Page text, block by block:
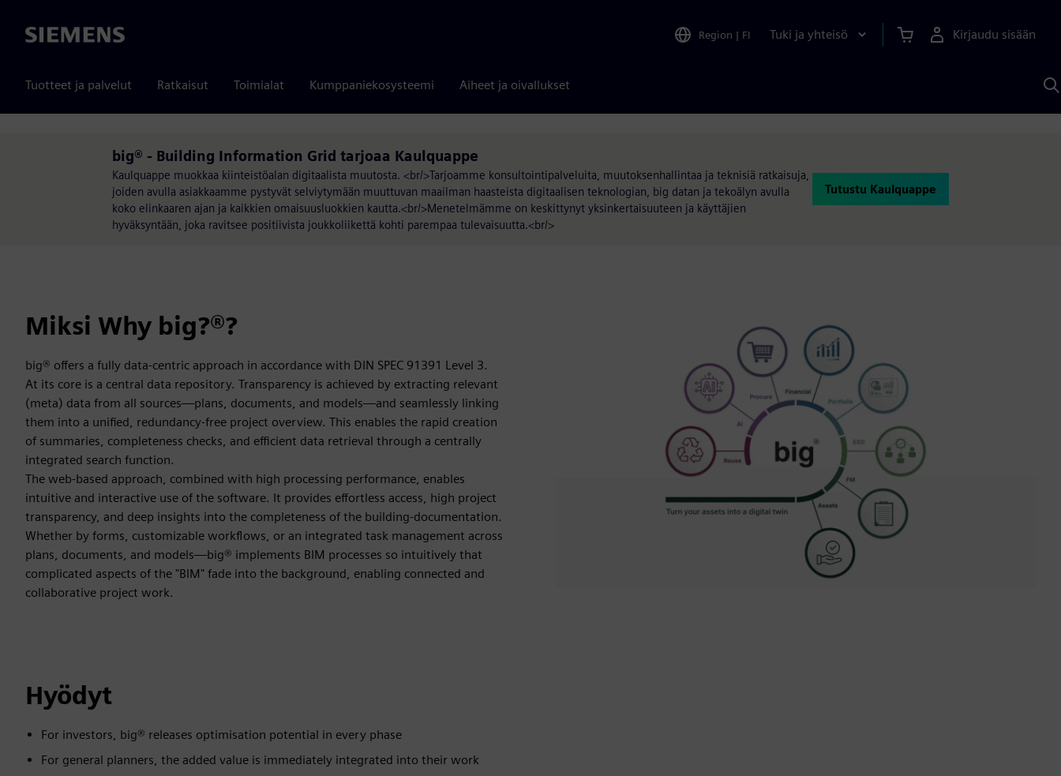
Siemens Region | FI Tuki ja yhteisö Kirjaudu sisään
Tuotteet ja palvelut Ratkaisut Toimialat Kumppaniekosysteemi Aiheet ja oivallukset
big® - Building Information Grid tarjoaa Kaulquappe
Kaulquappe muokkaa kiinteistöalan digitaalista muutosta. <br/>Tarjoamme konsultointipalveluita, muutoksenhallintaa ja teknisiä ratkaisuja,
joiden avulla asiakkaamme pystyvät selviytymään muuttuvan maailman haasteista digitaalisen teknologian, big datan ja tekoälyn avulla
koko elinkaaren ajan ja kaikkien omaisuusluokkien kautta.<br/>Menetelmämme on keskittynyt yksinkertaisuuteen ja käyttäjien
hyväksyntään, joka ravitsee positiivista joukkoliikettä kohti parempaa tulevaisuutta.<br/>
Tutustu Kaulquappe
Miksi Why big?®?
big® offers a fully data-centric approach in accordance with DIN SPEC 91391 Level 3.
At its core is a central data repository. Transparency is achieved by extracting relevant
(meta) data from all sources—plans, documents, and models—and seamlessly linking
them into a unified, redundancy-free project overview. This enables the rapid creation
of summaries, completeness checks, and efficient data retrieval through a centrally
integrated search function.
The web-based approach, combined with high processing performance, enables
intuitive and interactive use of the software. It provides effortless access, high project
transparency, and deep insights into the completeness of the building-documentation.
Whether by forms, customizable workflows, or an integrated task management across
plans, documents, and models—big® implements BIM processes so intuitively that
complicated aspects of the "BIM" fade into the background, enabling connected and
collaborative project work.
Hyödyt
For investors, big® releases optimisation potential in every phase
For general planners, the added value is immediately integrated into their work